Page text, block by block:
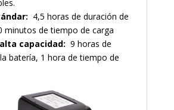
4,5 horas de duración de
minutos de tiempo de carga
capacidad: 9 horas de
batería, 1 hora de tiempo de